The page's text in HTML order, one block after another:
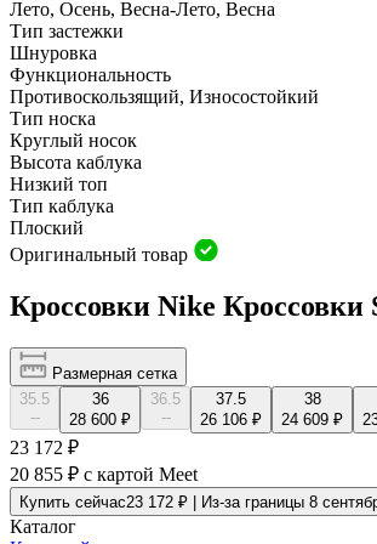
Лето, Осень, Весна-Лето, Весна
Тип застежки
Шнуровка
Функциональность
Противоскользящий, Износостойкий
Тип носка
Круглый носок
Высота каблука
Низкий топ
Тип каблука
Плоский
Оригинальный товар
Кроссовки Nike Кроссовки
Размерная сетка
35.5
--
36
28 600 ₽
36.5
--
37.5
26 106 ₽
38
24 609 ₽
23 172 ₽
20 855 ₽ с картой Meet
Купить сейчас23 172 ₽ | Из-за границы 8
Каталог